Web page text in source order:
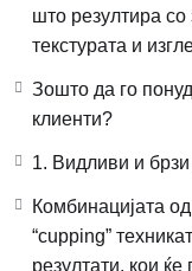
што резултира
текстурата и
Зошто да го
клиенти?
1. Видливи и брзи
Комбинацијата
“cupping”
резултати, кои